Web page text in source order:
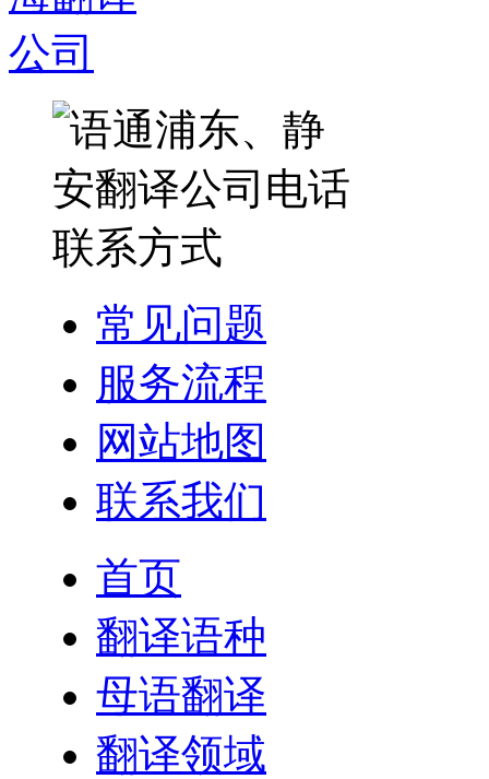
常见问题
服务流程
网站地图
联系我们
首页
翻译语种
母语翻译
翻译领域